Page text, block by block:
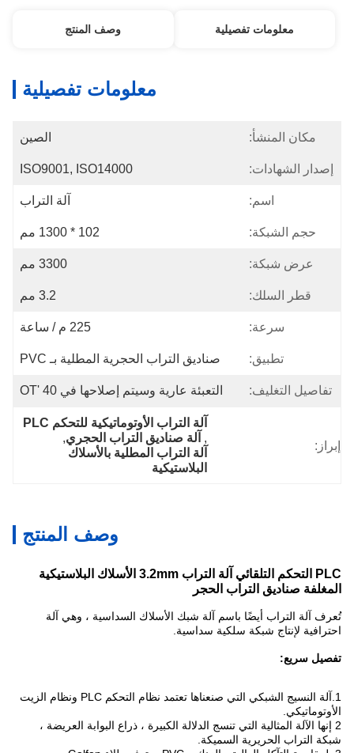
معلومات تفصيلية وصف المنتج
معلومات تفصيلية
مكان المنشأ: الصين
إصدار الشهادات: ISO9001, ISO14000
اسم: آلة التراب
حجم الشبكة: 102 * 1300 مم
عرض شبكة: 3300 مم
قطر السلك: 3.2 مم
سرعة: 225 م / ساعة
تطبيق: صناديق التراب الحجرية المطلية بـ PVC
تفاصيل التغليف: التعبئة عارية وسيتم إصلاحها في 40 'OT
إبراز:
آلة التراب الأوتوماتيكية للتحكم PLC
, آلة صناديق التراب الحجري,
آلة التراب المطلية بالأسلاك
البلاستيكية
وصف المنتج
PLC التحكم التلقائي آلة التراب 3.2mm الأسلاك البلاستيكية
المغلفة صناديق التراب الحجر
تُعرف آلة التراب أيضًا باسم آلة شبك الأسلاك السداسية ، وهي آلة
احترافية لإنتاج شبكة سلكية سداسية.
تفصيل سريع:
1.آلة النسيج الشبكي التي صنعناها تعتمد نظام التحكم PLC ونظام الزيت
الأوتوماتيكي.
2 إنها الآلة المثالية التي تنسج الدلالة الكبيرة ، ذراع البوابة العريضة ،
شبكة التراب الحريرية السميكة.